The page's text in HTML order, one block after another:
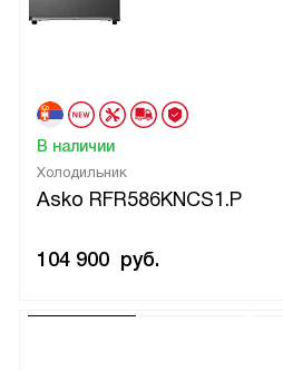
Холодильник
Asko RFR586KNCS1.P
В наличии
104 900 руб.